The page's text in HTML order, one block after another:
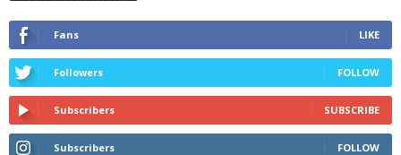
Fans LIKE
Followers FOLLOW
Subscribers SUBSCRIBE
Subscribers FOLLOW